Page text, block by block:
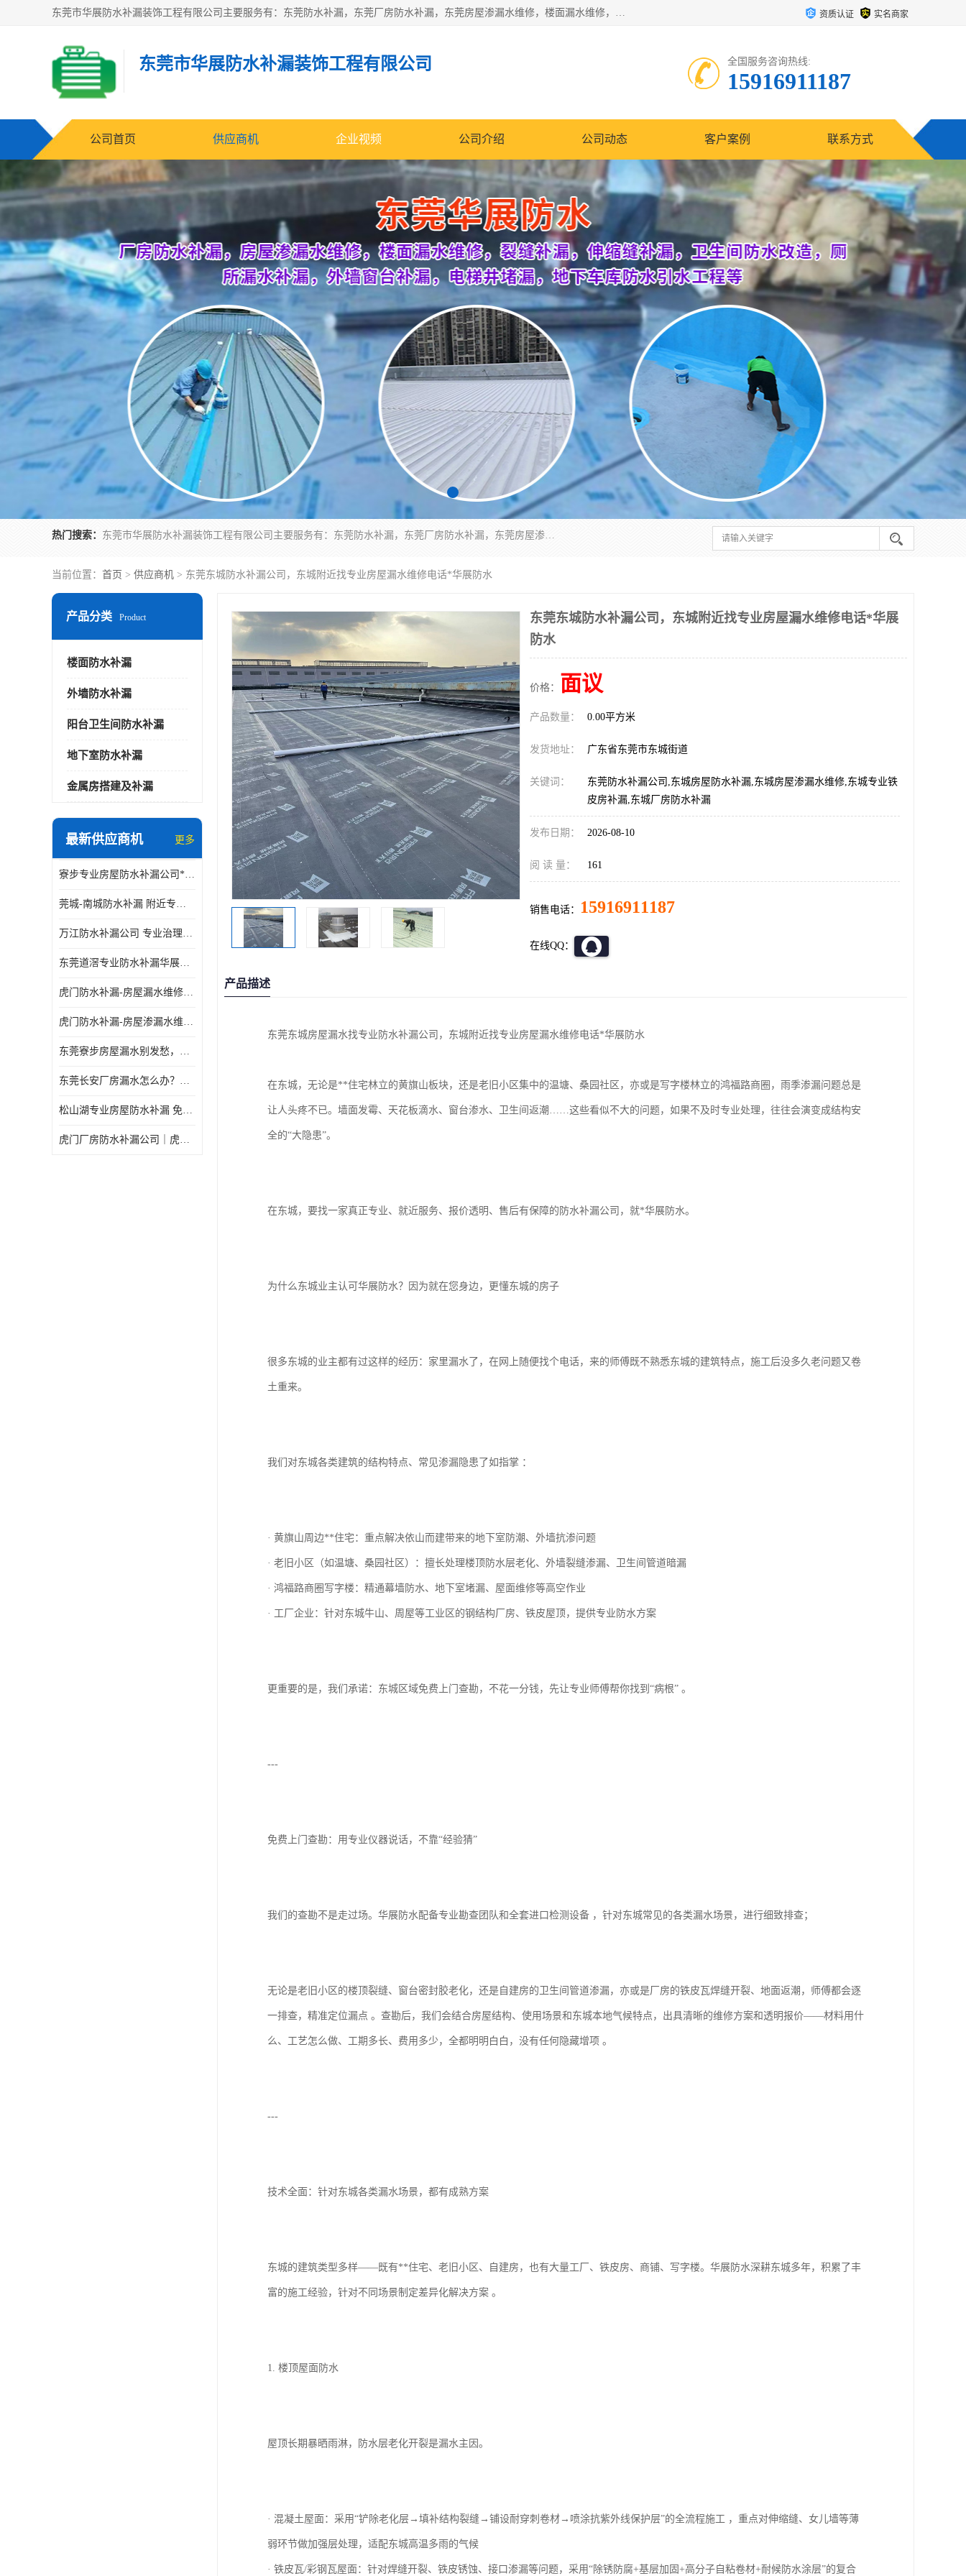
东莞市华展防水补漏装饰工程有限公司主要服务有：东莞防水补漏，东莞厂房防水补漏，东莞房屋渗漏水维修，楼面漏水维修，裂缝补漏，伸缩缝补漏，卫生间防水改造，厕所漏水补漏，外墙窗台补漏，电梯井堵漏，地下车库防水引水工程等 资质认证 实名商家
东莞市华展防水补漏装饰工程有限公司 全国服务咨询热线:
15916911187
公司首页 供应商机 企业视频 公司介绍 公司动态 客户案例 联系方式
热门搜索： 东莞市华展防水补漏装饰工程有限公司主要服务有：东莞防水补漏，东莞厂房防水补漏，东莞房屋渗漏水维修，楼面漏水维修，裂缝补漏，伸缩缝补漏，卫生间防水改造，厕所漏水补漏，外墙窗台补漏，电梯井堵漏，地下车库防水引水工程等
当前位置： 首页 > 供应商机 > 东莞东城防水补漏公司，东城附近找专业房屋漏水维修电话*华展防水
产品分类 Product
楼面防水补漏
外墙防水补漏
阳台卫生间防水补漏
地下室防水补漏
金属房搭建及补漏
最新供应商机 更多
寮步专业房屋防水补漏公司*华展防水，值得信赖的选择
莞城-南城防水补漏 附近专修房屋漏水 免费上门看现场 修不好不收费
万江防水补漏公司 专业治理各项建筑物渗漏水 精准选材 快速止水
东莞道滘专业防水补漏华展防水更专业，及时高效，五年质保
虎门防水补漏-房屋漏水维修 免费上门提供方案 高效解决渗漏水问题
虎门防水补漏-房屋渗漏水维修 免费上门提供方案 验收合格再收费
东莞寮步房屋漏水别发愁，华展防水为您解烦忧！
东莞长安厂房漏水怎么办？华展防水24小时解决渗漏难题
松山湖专业房屋防水补漏 免费上门看现场，快速提供可靠方案
虎门厂房防水补漏公司｜虎门专修厂房渗漏水｜虎门楼面漏水补漏
东莞东城防水补漏公司，东城附近找专业房屋漏水维修电话*华展
防水
价格： 面议
产品数量： 0.00平方米
发货地址： 广东省东莞市东城街道
关键词：
东莞防水补漏公司,东城房屋防水补漏,东城房屋渗漏水维修,东城专业铁
皮房补漏,东城厂房防水补漏
发布日期： 2026-08-10
阅 读 量： 161
销售电话： 15916911187
在线QQ：
产品描述
东莞东城房屋漏水找专业防水补漏公司，东城附近找专业房屋漏水维修电话*华展防水
在东城，无论是**住宅林立的黄旗山板块，还是老旧小区集中的温塘、桑园社区，亦或是写字楼林立的鸿福路商圈，雨季渗漏问题总是
让人头疼不已。墙面发霉、天花板滴水、窗台渗水、卫生间返潮……这些看似不大的问题，如果不及时专业处理，往往会演变成结构安
全的“大隐患”。
在东城，要找一家真正专业、就近服务、报价透明、售后有保障的防水补漏公司，就*华展防水。
为什么东城业主认可华展防水？因为就在您身边，更懂东城的房子
很多东城的业主都有过这样的经历：家里漏水了，在网上随便找个电话，来的师傅既不熟悉东城的建筑特点，施工后没多久老问题又卷
土重来。
我们对东城各类建筑的结构特点、常见渗漏隐患了如指掌 ：
· 黄旗山周边**住宅：重点解决依山而建带来的地下室防潮、外墙抗渗问题
· 老旧小区（如温塘、桑园社区）：擅长处理楼顶防水层老化、外墙裂缝渗漏、卫生间管道暗漏
· 鸿福路商圈写字楼：精通幕墙防水、地下室堵漏、屋面维修等高空作业
· 工厂企业：针对东城牛山、周屋等工业区的钢结构厂房、铁皮屋顶，提供专业防水方案
更重要的是，我们承诺：东城区域免费上门查勘，不花一分钱，先让专业师傅帮你找到“病根” 。
---
免费上门查勘：用专业仪器说话，不靠“经验猜”
我们的查勘不是走过场。华展防水配备专业勘查团队和全套进口检测设备 ，针对东城常见的各类漏水场景，进行细致排查；
无论是老旧小区的楼顶裂缝、窗台密封胶老化，还是自建房的卫生间管道渗漏，亦或是厂房的铁皮瓦焊缝开裂、地面返潮，师傅都会逐
一排查，精准定位漏点 。查勘后，我们会结合房屋结构、使用场景和东城本地气候特点，出具清晰的维修方案和透明报价——材料用什
么、工艺怎么做、工期多长、费用多少，全都明明白白，没有任何隐藏增项 。
---
技术全面：针对东城各类漏水场景，都有成熟方案
东城的建筑类型多样——既有**住宅、老旧小区、自建房，也有大量工厂、铁皮房、商铺、写字楼。华展防水深耕东城多年，积累了丰
富的施工经验，针对不同场景制定差异化解决方案 。
1. 楼顶屋面防水
屋顶长期暴晒雨淋，防水层老化开裂是漏水主因。
· 混凝土屋面：采用“铲除老化层→填补结构裂缝→铺设耐穿刺卷材→喷涂抗紫外线保护层”的全流程施工 ，重点对伸缩缝、女儿墙等薄
弱环节做加强层处理，适配东城高温多雨的气候
· 铁皮瓦/彩钢瓦屋面：针对焊缝开裂、铁皮锈蚀、接口渗漏等问题，采用“除锈防腐+基层加固+高分子自粘卷材+耐候防水涂层”的复合